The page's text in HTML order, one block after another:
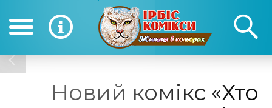
(050) 390-12-12
12-12
Новий комікс «Хто